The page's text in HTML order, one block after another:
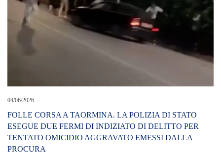
04/06/2026
FOLLE CORSA A TAORMINA. LA POLIZIA DI STATO
ESEGUE DUE FERMI DI INDIZIATO DI DELITTO PER
TENTATO OMICIDIO AGGRAVATO EMESSI DALLA
PROCURA